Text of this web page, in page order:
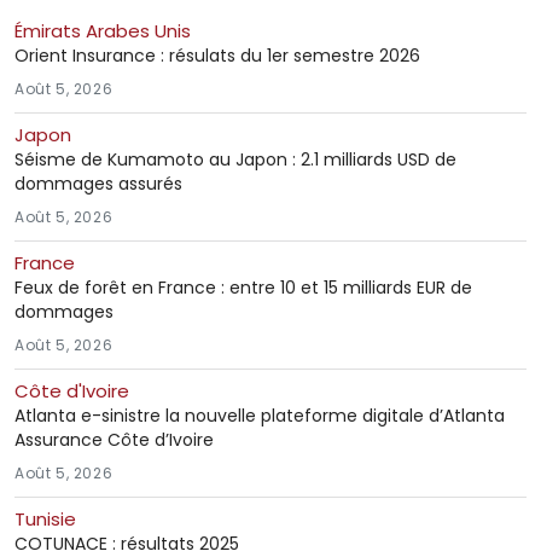
Émirats Arabes Unis
Orient Insurance : résulats du 1er semestre 2026
Août 5, 2026
Japon
Séisme de Kumamoto au Japon : 2.1 milliards USD de
dommages assurés
Août 5, 2026
France
Feux de forêt en France : entre 10 et 15 milliards EUR de
dommages
Août 5, 2026
Côte d'Ivoire
Atlanta e-sinistre la nouvelle plateforme digitale d’Atlanta
Assurance Côte d’Ivoire
Août 5, 2026
Tunisie
COTUNACE : résultats 2025